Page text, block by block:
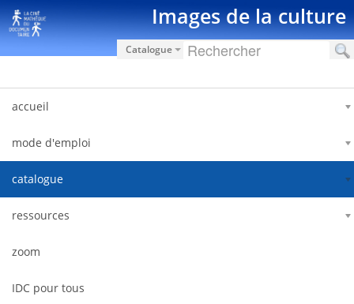
Saut au contenu Images de la culture
Catalogue
accueil
mode d'emploi
catalogue
ressources
zoom
IDC pour tous